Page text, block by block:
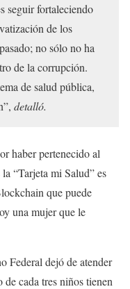
seguir fortaleciendo
de los
no sólo no ha
de la corrupción.
de salud pública,
detalló.
haber pertenecido al
“Tarjeta mi Salud” es
que puede
una mujer que le
Federal dejó de atender
cada tres niños tienen